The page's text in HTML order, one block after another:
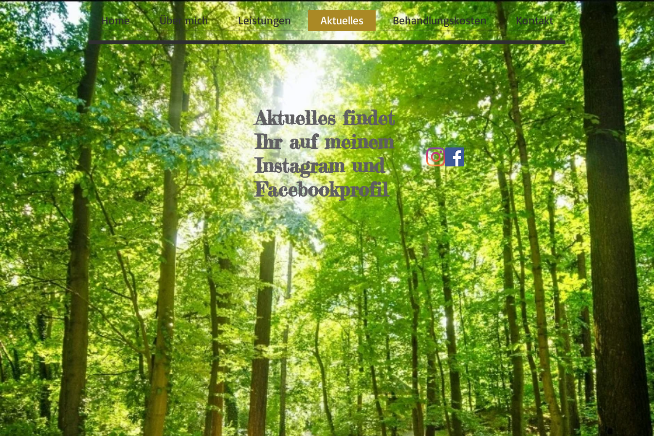
Home Über mich Leistungen Aktuelles Behandlungskosten Kontakt
Aktuelles findet
Ihr auf meinem
Instagram und
Facebookprofil